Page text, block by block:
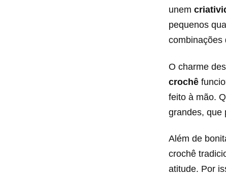
unem
pequenos
combinações
O charme
crochê
feito à mão.
grandes, que
Além de
crochê
atitude. Por